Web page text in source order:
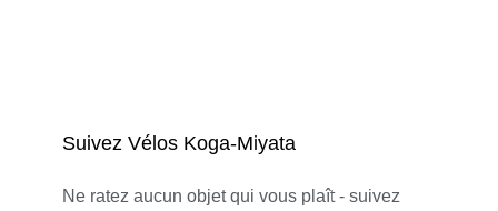
Suivez Vélos Koga-Miyata
Ne ratez aucun objet qui vous plaît - suivez